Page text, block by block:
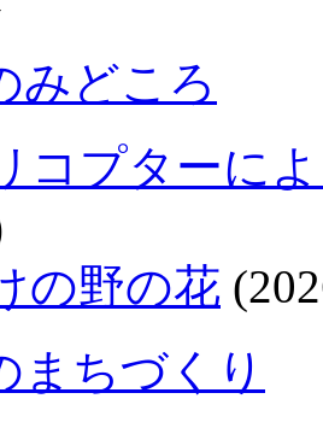
みどころ
コプターに
の野の花
まちづくり